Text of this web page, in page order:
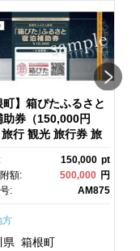
町】箱ぴたふるさと
助券（150,000円
行 観光 旅行券 旅
ポン クーポン 箱根
さと納税 神奈川県ふ
納税 神奈川県 箱根
150,000 pt
額:
500,000 円
:
AM875
方
県 箱根町